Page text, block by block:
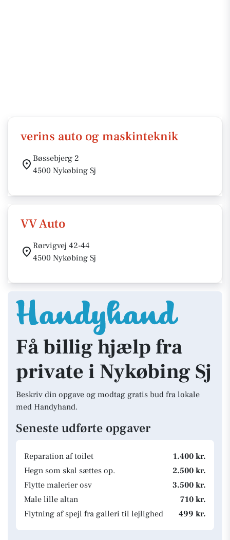
verins auto og maskinteknik
Bøssebjerg 2
4500 Nykøbing Sj
VV Auto
Rørvigvej 42-44
4500 Nykøbing Sj
Få billig hjælp fra
private i Nykøbing Sj
Beskriv din opgave og modtag gratis bud fra lokale
med Handyhand.
Seneste udførte opgaver
Reparation af toilet
1.400 kr.
Hegn som skal sættes op.
2.500 kr.
Flytte malerier osv
3.500 kr.
Male lille altan
710 kr.
Flytning af spejl fra galleri til lejlighed
499 kr.